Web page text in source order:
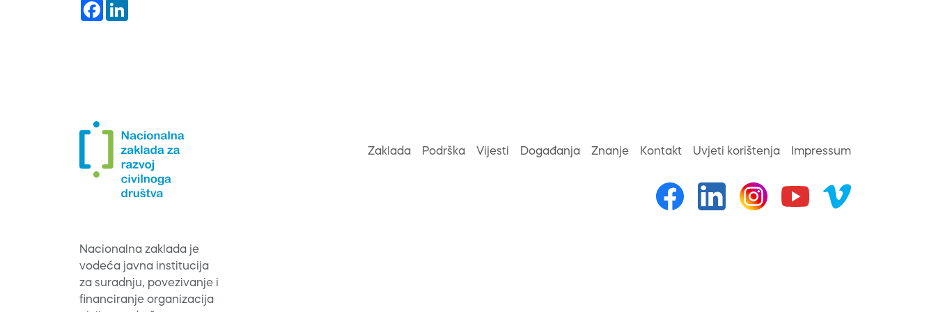
Facebook
Nacionalna zaklada je
vodeća javna institucija
za suradnju, povezivanje i
financiranje organizacija
Zaklada Podrška Vijesti Događanja Znanje Kontakt Uvjeti korištenja Impressum